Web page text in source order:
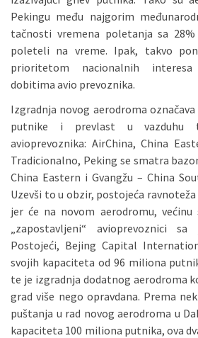
Pekingu među najgorim
tačnosti vremena poletanja sa
poleteli na vreme. Ipak, takvo
prioritetom nacionalnih
dobitima avio prevoznika.
Izgradnja novog aerodroma
putnike i prevlast u vazduhu
avioprevoznika: AirChina, China
Tradicionalno, Peking se smatra
China Eastern i Gvangžu – China
Uzevši to u obzir, postojeća
jer će na novom aerodromu,
„zapostavljeni“ avioprevoznici
Postojeći, Bejing Capital
svojih kapaciteta od 96 miliona
te je izgradnja dodatnog aerodroma
grad više nego opravdana. Prema
puštanja u rad novog aerodroma u
kapaciteta 100 miliona putnika, ova